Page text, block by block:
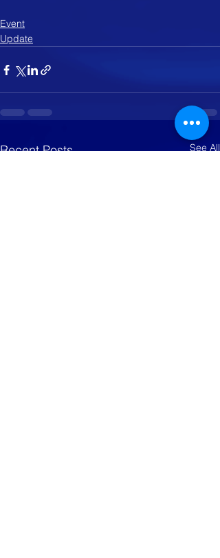
Event
Update
Recent Posts See All